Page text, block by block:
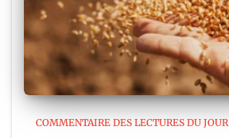
COMMENTAIRE DES LECTURES DU JOUR